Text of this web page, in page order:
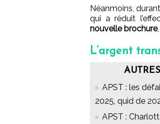
Néanmoins,
qui a réduit
nouvelle brochure
L’argent
APST : les
2025, quid de
APST :